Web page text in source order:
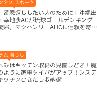
タメ,スポーツ
番恩返ししたい人のために」沖縄出
幸地渉ACが琉球ゴールデンキング
帰。マクヘンリーAHCに信頼を寄せ
ム,暮らし
みはキッチン収納の見直しどき！魔
ように家事タイパがアップ！システ
ッチンひきだし収納術